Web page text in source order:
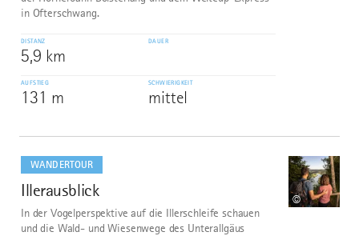
in Ofterschwang.
DISTANZ
5,9 km
DAUER
AUFSTIEG
131 m
SCHWIERIGKEIT
mittel
WANDERTOUR
9
Illerausblick
©
In der Vogelperspektive auf die Illerschleife schauen
und die Wald- und Wiesenwege des Unterallgäus
dazu